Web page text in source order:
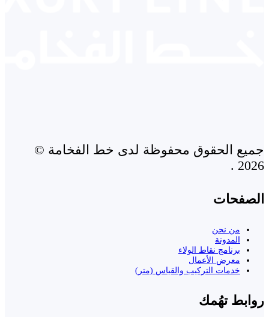
جميع الحقوق محفوظة لدى خط الفخامة ©
2026 .
الصفحات
من نحن
المدونة
برنامج نقاط الولاء
معرض الأعمال
خدمات التركيب والقياس (متر)
روابط تهُمك